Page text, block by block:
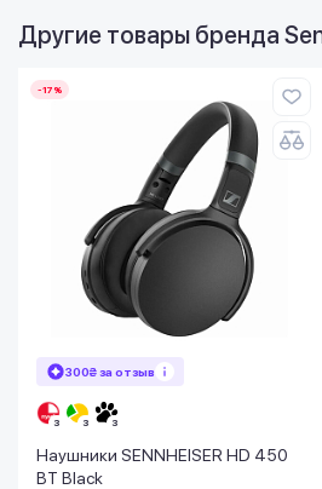
Другие товары бренда
-17%
300₴ за отзыв
Наушники SENNHEISER HD 450
BT Black